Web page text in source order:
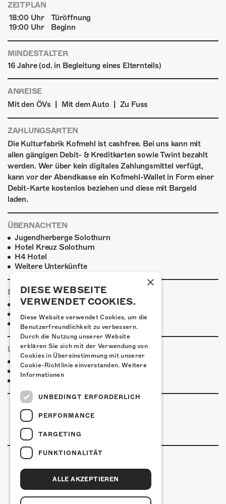
ZEITPLAN
18:00 Uhr
Türöffnung
19:00 Uhr
Beginn
MINDESTALTER
16 Jahre (od. in Begleitung eines Elternteils)
ANREISE
Mit den ÖVs
Mit dem Auto Zu Fuss
ZAHLUNGSARTEN
Die Kulturfabrik Kofmehl ist cashfree. Bei uns kann mit
allen gängigen Debit- & Kreditkarten sowie Twint bezahlt
werden. Wer über kein digitales Zahlungsmittel verfügt,
kann vor der Abendkasse ein Kofmehl-Wallet in Form einer
Debit-Karte kostenlos beziehen und diese mit Bargeld
laden.
ÜBERNACHTEN
Jugendherberge Solothurn
Hotel Kreuz Solothurn
H4 Hotel
Weitere Unterkünfte
ESSENSTIPPS
Pier 11
Restaurant Kreuz
Pittaria
LINKS & PARTNER
Facebook-Event
Marlo Musik
Kulturfabrik Kofmehl
Kofmehlweg 1
×
DIESE WEBSEITE
VERWENDET COOKIES.
Diese Website verwendet Cookies, um die
Benutzerfreundlichkeit zu verbessern.
Durch die Nutzung unserer Website
erklären Sie sich mit der Verwendung von
Cookies in Übereinstimmung mit unserer
Cookie-Richtlinie einverstanden. Weitere
Informationen
UNBEDINGT ERFORDERLICH
PERFORMANCE
TARGETING
FUNKTIONALITÄT
ALLE AKZEPTIEREN